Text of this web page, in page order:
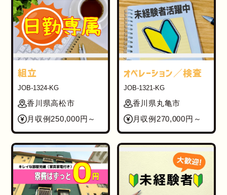
組立
JOB-1324-KG
香川県高松市
月収例250,000円～
オペレーション／検査
JOB-1321-KG
香川県丸亀市
月収例270,000円～